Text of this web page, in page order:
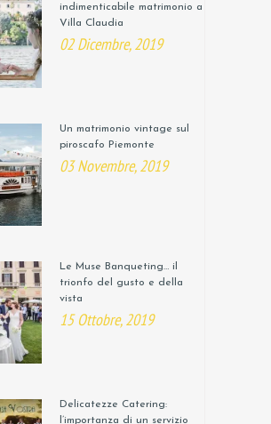
indimenticabile matrimonio a
Villa Claudia
02 Dicembre, 2019
Un matrimonio vintage sul
piroscafo Piemonte
03 Novembre, 2019
Le Muse Banqueting… il
trionfo del gusto e della
vista
15 Ottobre, 2019
Delicatezze Catering:
l’importanza di un servizio